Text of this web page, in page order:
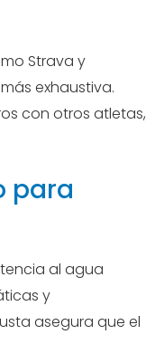
Strava y
exhaustiva.
con otros atletas,
para
al agua
y
asegura que el